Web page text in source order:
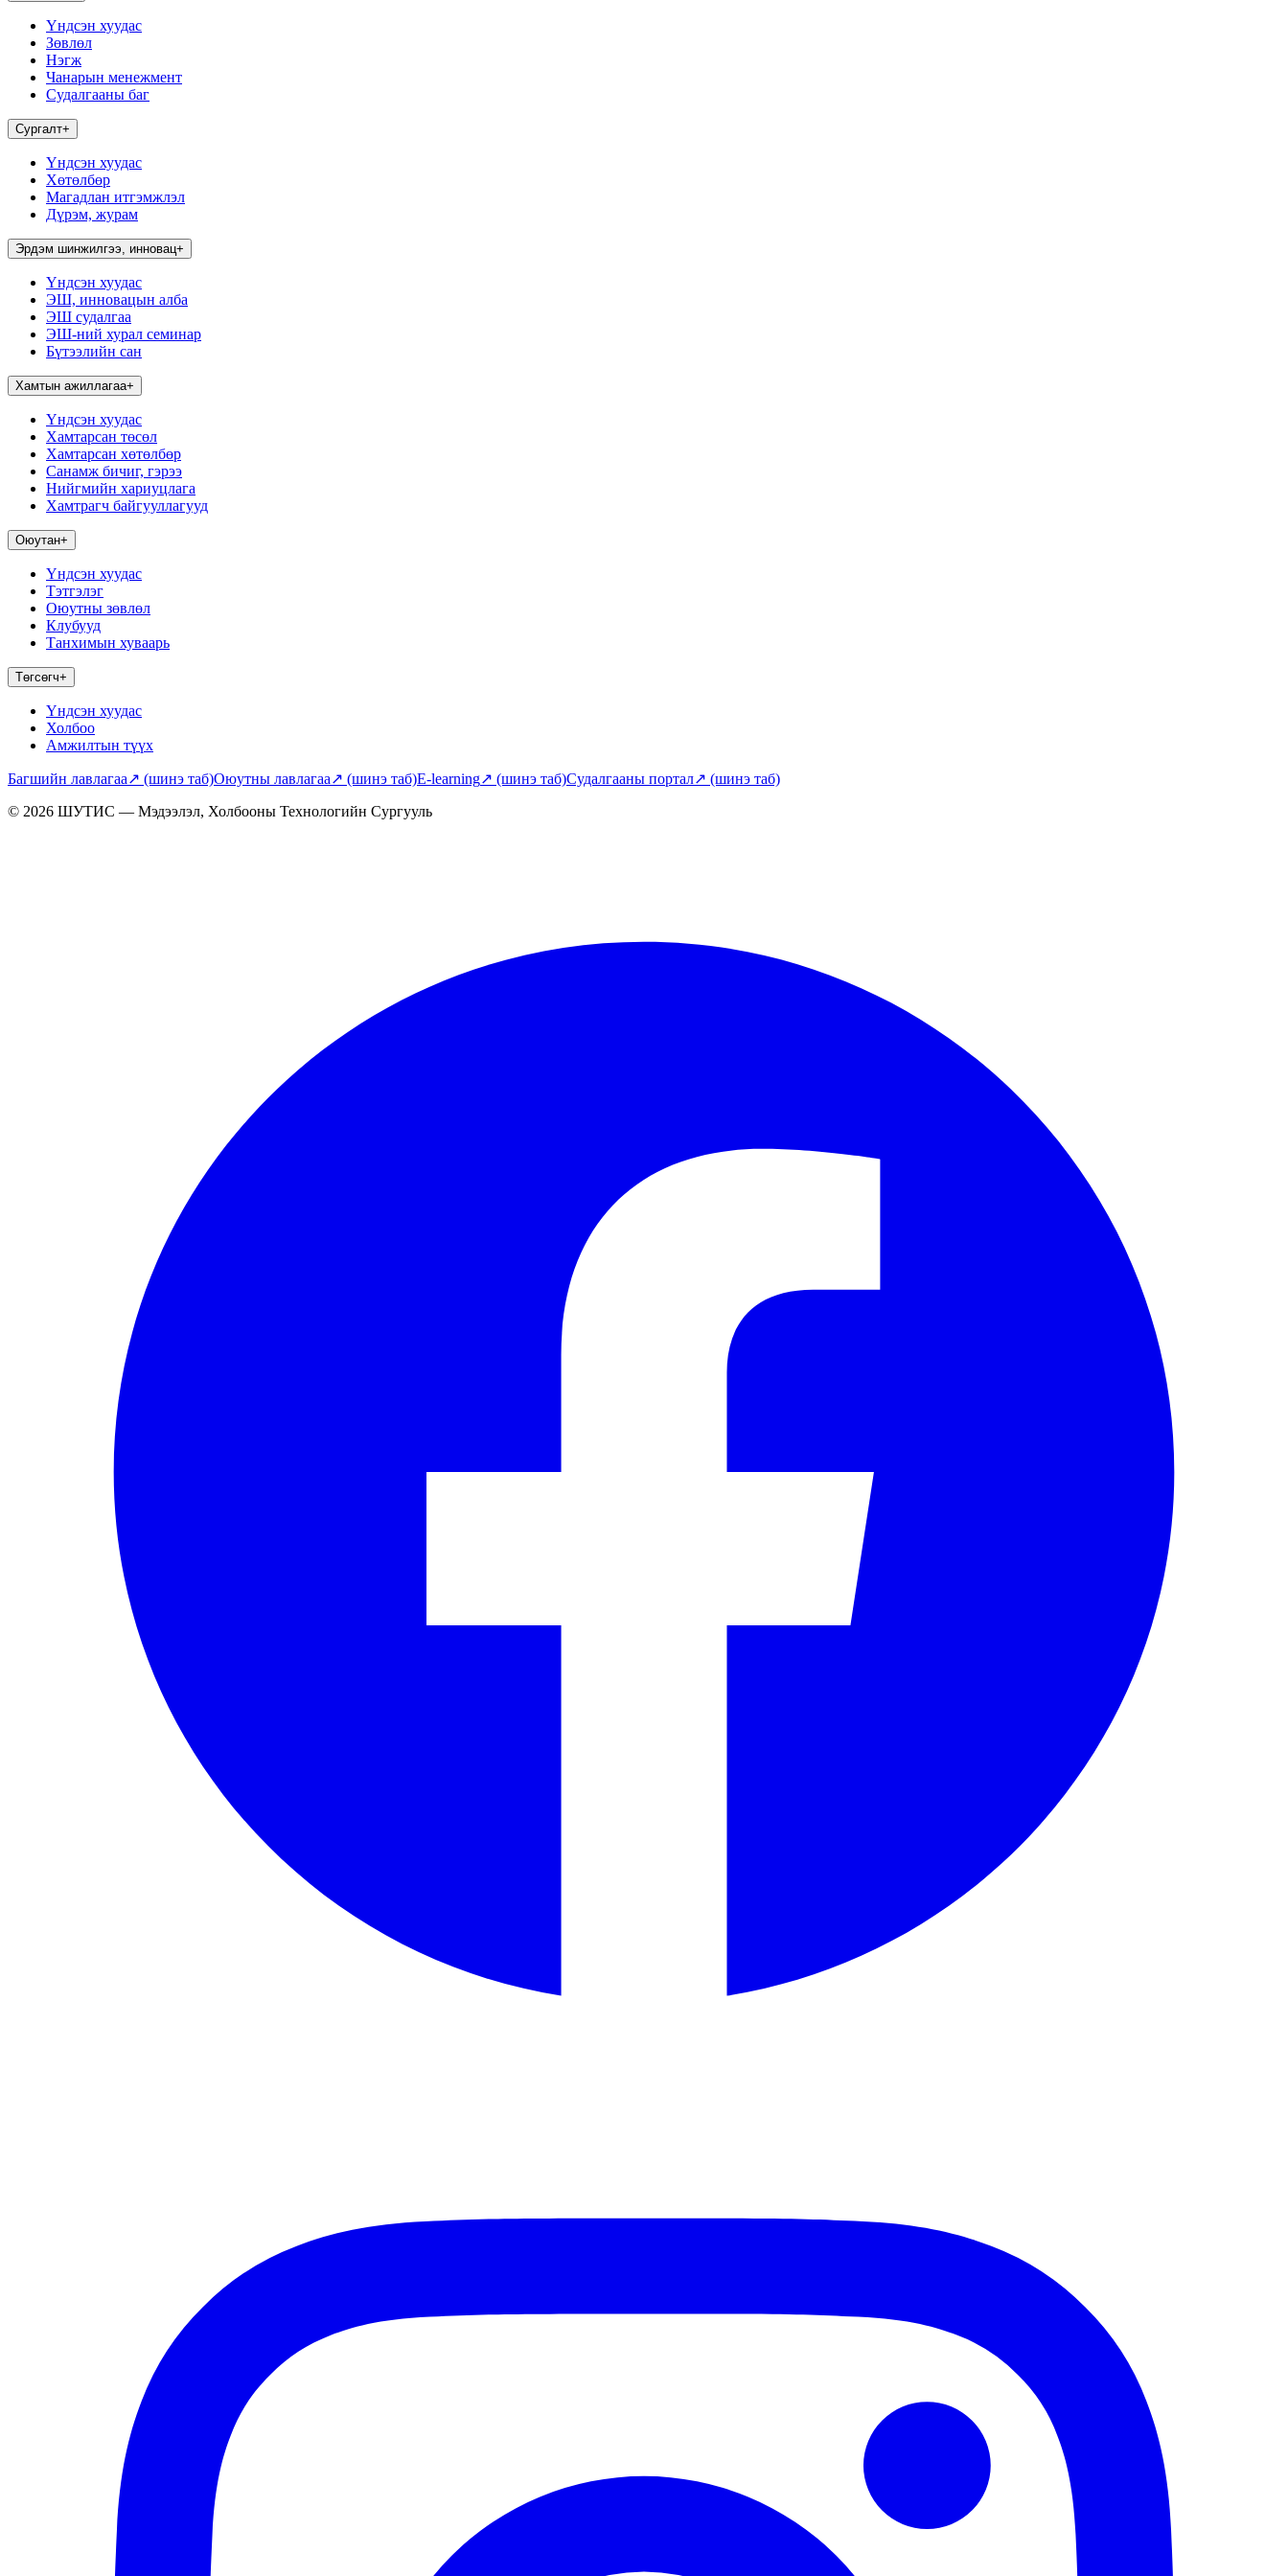
Үндсэн хуудас
Зөвлөл
Нэгж
Чанарын менежмент
Судалгааны баг
Сургалт+
Үндсэн хуудас
Хөтөлбөр
Магадлан итгэмжлэл
Дүрэм, журам
Эрдэм шинжилгээ, инновац+
Үндсэн хуудас
ЭШ, инновацын алба
ЭШ судалгаа
ЭШ-ний хурал семинар
Бүтээлийн сан
Хамтын ажиллагаа+
Үндсэн хуудас
Хамтарсан төсөл
Хамтарсан хөтөлбөр
Санамж бичиг, гэрээ
Нийгмийн хариуцлага
Хамтрагч байгууллагууд
Оюутан+
Үндсэн хуудас
Тэтгэлэг
Оюутны зөвлөл
Клубууд
Танхимын хуваарь
Төгсөгч+
Үндсэн хуудас
Холбоо
Амжилтын түүх
Багшийн лавлагаа↗ (шинэ таб)Оюутны лавлагаа↗ (шинэ таб)E-learning↗ (шинэ таб)Судалгааны портал↗ (шинэ таб)
© 2026 ШУТИС — Мэдээлэл, Холбооны Технологийн Сургууль